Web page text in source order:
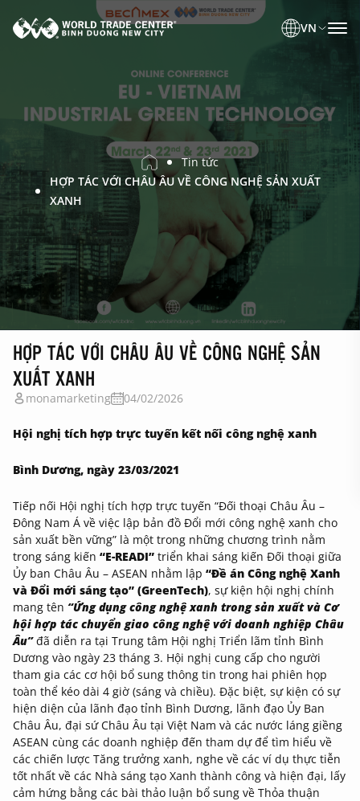
VN
Tin tức
HỢP TÁC VỚI CHÂU ÂU VỀ CÔNG NGHỆ SẢN XUẤT
XANH
HỢP TÁC VỚI CHÂU ÂU VỀ CÔNG NGHỆ SẢN
XUẤT XANH
monamarketing 04/02/2026
Hội nghị tích hợp trực tuyến kết nối công nghệ xanh
Bình Dương, ngày 23/03/2021
Tiếp nối Hội nghị tích hợp trực tuyến “Đối thoại Châu Âu –
Đông Nam Á về việc lập bản đồ Đổi mới công nghệ xanh cho
sản xuất bền vững” là một trong những chương trình nằm
trong sáng kiến “E-READI” triển khai sáng kiến Đối thoại giữa
Ủy ban Châu Âu – ASEAN nhằm lập “Đề án Công nghệ Xanh
và Đổi mới sáng tạo” (GreenTech), sự kiện hội nghị chính
mang tên “Ứng dụng công nghệ xanh trong sản xuất và Cơ
hội hợp tác chuyển giao công nghệ với doanh nghiệp Châu
Âu”đã diễn ra tại Trung tâm Hội nghị Triển lãm tỉnh Bình
Dương vào ngày 23 tháng 3. Hội nghị cung cấp cho người
tham gia các cơ hội bổ sung thông tin trong hai phiên họp
toàn thể kéo dài 4 giờ (sáng và chiều). Đặc biệt, sự kiện có sự
hiện diện của lãnh đạo tỉnh Bình Dương, lãnh đạo Ủy Ban
Châu Âu, đại sứ Châu Âu tại Việt Nam và các nước láng giềng
ASEAN cùng các doanh nghiệp đến tham dự để tìm hiểu về
các chiến lược Tăng trưởng xanh, nghe về các ví dụ thực tiễn
tốt nhất về các Nhà sáng tạo Xanh thành công và hiện đại, lấy
cảm hứng bằng các bài thảo luận bổ sung về Thỏa thuận